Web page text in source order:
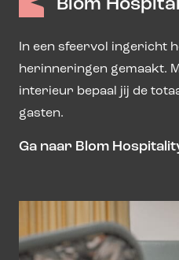
Blom
In een sfeervol ingericht
herinneringen gemaakt.
interieur bepaal jij de
gasten.
Ga naar Blom